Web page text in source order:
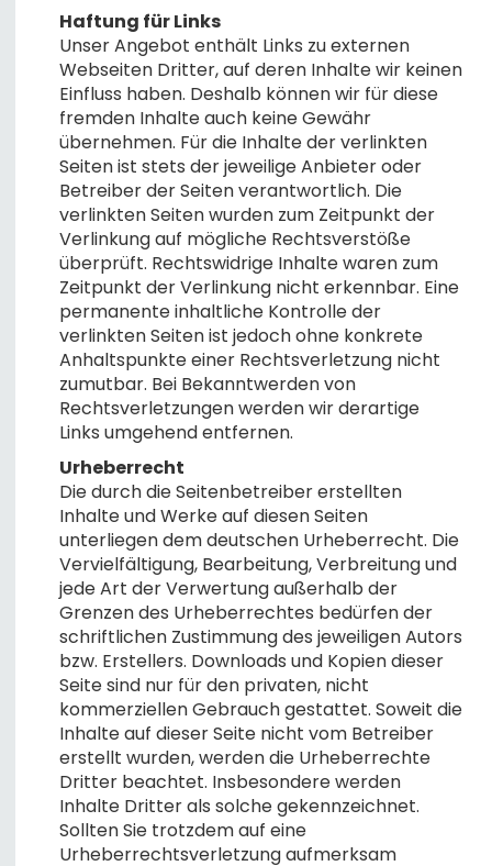
Haftung für Links
Unser Angebot enthält Links zu externen
Webseiten Dritter, auf deren Inhalte wir keinen
Einfluss haben. Deshalb können wir für diese
fremden Inhalte auch keine Gewähr
übernehmen. Für die Inhalte der verlinkten
Seiten ist stets der jeweilige Anbieter oder
Betreiber der Seiten verantwortlich. Die
verlinkten Seiten wurden zum Zeitpunkt der
Verlinkung auf mögliche Rechtsverstöße
überprüft. Rechtswidrige Inhalte waren zum
Zeitpunkt der Verlinkung nicht erkennbar. Eine
permanente inhaltliche Kontrolle der
verlinkten Seiten ist jedoch ohne konkrete
Anhaltspunkte einer Rechtsverletzung nicht
zumutbar. Bei Bekanntwerden von
Rechtsverletzungen werden wir derartige
Links umgehend entfernen.
Urheberrecht
Die durch die Seitenbetreiber erstellten
Inhalte und Werke auf diesen Seiten
unterliegen dem deutschen Urheberrecht. Die
Vervielfältigung, Bearbeitung, Verbreitung und
jede Art der Verwertung außerhalb der
Grenzen des Urheberrechtes bedürfen der
schriftlichen Zustimmung des jeweiligen Autors
bzw. Erstellers. Downloads und Kopien dieser
Seite sind nur für den privaten, nicht
kommerziellen Gebrauch gestattet. Soweit die
Inhalte auf dieser Seite nicht vom Betreiber
erstellt wurden, werden die Urheberrechte
Dritter beachtet. Insbesondere werden
Inhalte Dritter als solche gekennzeichnet.
Sollten Sie trotzdem auf eine
Urheberrechtsverletzung aufmerksam